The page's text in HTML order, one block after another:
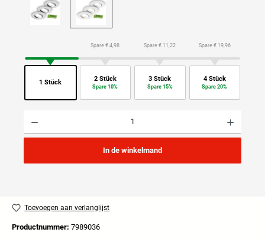
1 Stück
Spare € 4,98
2 Stück
Spare 10%
Spare € 11,22
3 Stück
Spare 15%
Spare € 19,96
4 Stück
Spare 20%
In de winkelmand
Toevoegen aan verlanglijst
Productnummer: 7989036